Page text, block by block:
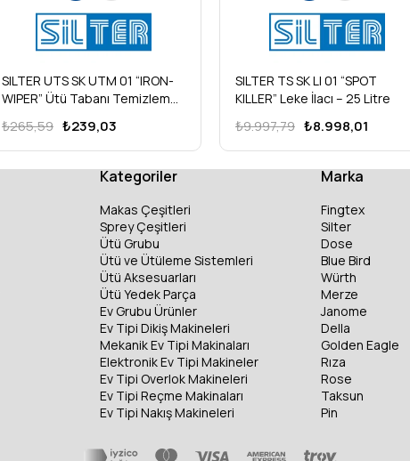
SILTER UTS SK UTM 01 “IRON-
WIPER” Ütü Tabanı Temizleme
₺239,03
₺265,59
SILTER TS SK LI 01 “SPOT
KILLER” Leke İlacı – 25 Litre
₺8.998,01
₺9.997,79
Kategoriler
Makas Çeşitleri
Sprey Çeşitleri
Ütü Grubu
Ütü ve Ütüleme Sistemleri
Ütü Aksesuarları
Ütü Yedek Parça
Ev Grubu Ürünler
Ev Tipi Dikiş Makineleri
Mekanik Ev Tipi Makinaları
Elektronik Ev Tipi Makineler
Ev Tipi Overlok Makineleri
Ev Tipi Reçme Makinaları
Ev Tipi Nakış Makineleri
Marka
Fingtex
Silter
Dose
Blue Bird
Würth
Merze
Janome
Della
Golden Eagle
Rıza
Rose
Taksun
Pin